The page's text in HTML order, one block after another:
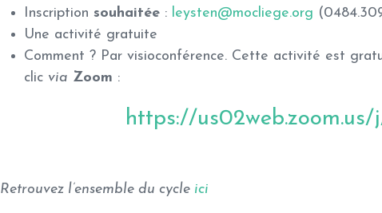
Inscription souhaitée : leysten@mocliege.org
Une activité gratuite
Comment ? Par visioconférence. Cette activité est
clic via Zoom :
https://us02web.zoom.us/
Retrouvez l’ensemble du cycle ici